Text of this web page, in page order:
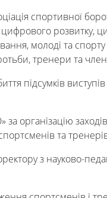
спортивної
цифрового
молоді та
тренери та
підсумків
організацію
та тренерів
з науково-